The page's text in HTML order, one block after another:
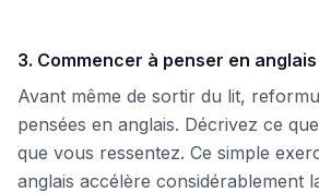
3. Commencer à penser en
Avant même de sortir du lit,
pensées en anglais. Décrivez ce
que vous ressentez. Ce simple
anglais accélère considérablement